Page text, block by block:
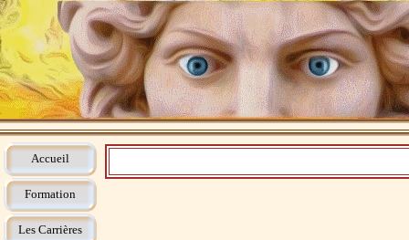
Accueil
Formation
Les Carrières